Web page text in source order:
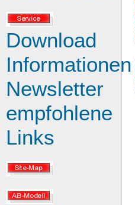
Download
Informationen
Newsletter
empfohlene
Links